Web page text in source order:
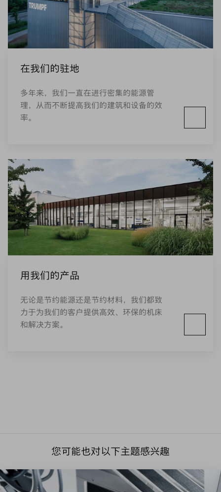
在我们的驻地
多年来，我们一直在进行密集的能源管
理，从而不断提高我们的建筑和设备的效
率。
用我们的产品
无论是节约能源还是节约材料，我们都致
力于为我们的客户提供高效、环保的机床
和解决方案。
您可能也对以下主题感兴趣